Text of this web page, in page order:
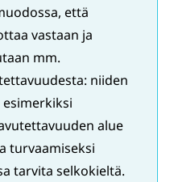
että
vastaan ja
mm.
niiden
alue
turvaamiseksi
tarvita selkokieltä.